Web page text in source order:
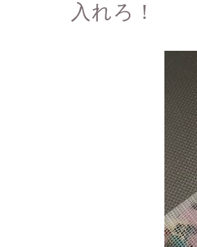
入れろ！